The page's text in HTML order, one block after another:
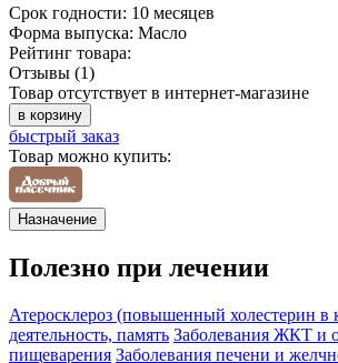
Срок годности: 10 месяцев
Форма выпуска: Масло
Рейтинг товара:
Отзывы (1)
Товар отсутствует в интернет-магазине
в корзину
быстрый заказ
Товар можно купить:
Назначение
Полезно при лечении
Атеросклероз (повышенный холестерин в
деятельность, память Заболевания ЖКТ и
пищеварения Заболевания печени и